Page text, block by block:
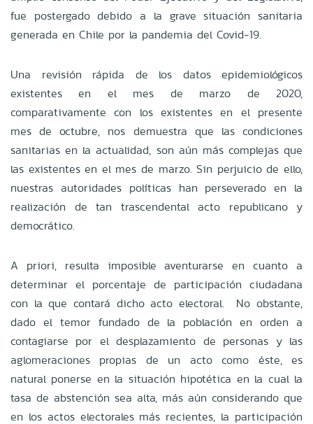
fue postergado debido a la grave situación sanitaria
generada en Chile por la pandemia del Covid-19.
Una revisión rápida de los datos epidemiológicos
existentes en el mes de marzo de 2020,
comparativamente con los existentes en el presente
mes de octubre, nos demuestra que las condiciones
sanitarias en la actualidad, son aún más complejas que
las existentes en el mes de marzo. Sin perjuicio de ello,
nuestras autoridades políticas han perseverado en la
realización de tan trascendental acto republicano y
democrático.
A priori, resulta imposible aventurarse en cuanto a
determinar el porcentaje de participación ciudadana
con la que contará dicho acto electoral. No obstante,
dado el temor fundado de la población en orden a
contagiarse por el desplazamiento de personas y las
aglomeraciones propias de un acto como éste, es
natural ponerse en la situación hipotética en la cual la
tasa de abstención sea alta, más aún considerando que
en los actos electorales más recientes, la participación